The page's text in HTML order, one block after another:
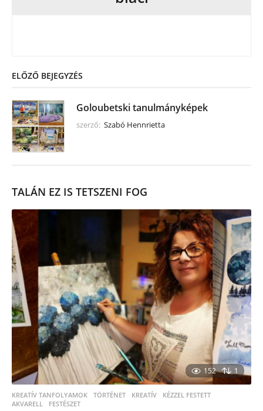
ELŐZŐ BEJEGYZÉS
Goloubetski tanulmányképek
szerző: Szabó Hennrietta
TALÁN EZ IS TETSZENI FOG
152 1
KREATÍV TANFOLYAMOK TÖRTÉNET ,KREATÍV ,KÉZZEL FESTETT
AKVARELL
,FESTÉSZET